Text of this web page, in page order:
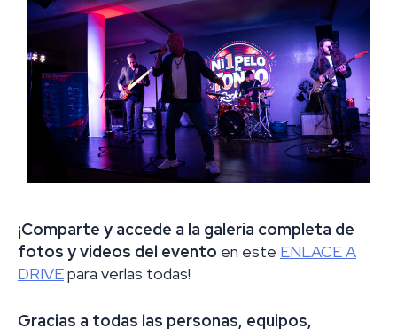
¡Comparte y accede a la galería completa de
fotos y videos del evento en este ENLACE A
DRIVEpara verlas todas!
Gracias a todas las personas, equipos,